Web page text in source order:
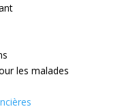
les malades